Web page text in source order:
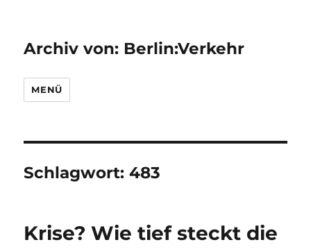
Archiv von: Berlin:Verkehr
MENÜ
Schlagwort:483
Krise? Wie tief steckt die